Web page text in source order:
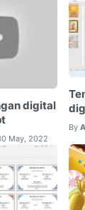
digital
May, 2022
By